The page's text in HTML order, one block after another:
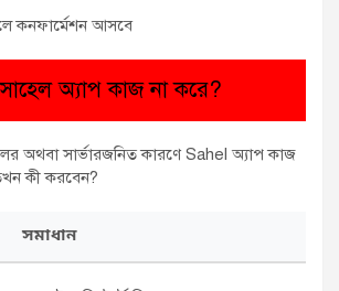
কনফার্মেশন আসবে
অ্যাপ কাজ না করে?
অথবা সার্ভারজনিত কারণে Sahel অ্যাপ কাজ
কী করবেন?
সমাধান